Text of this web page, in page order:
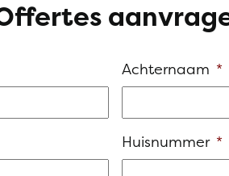
Achternaam *
Huisnummer *